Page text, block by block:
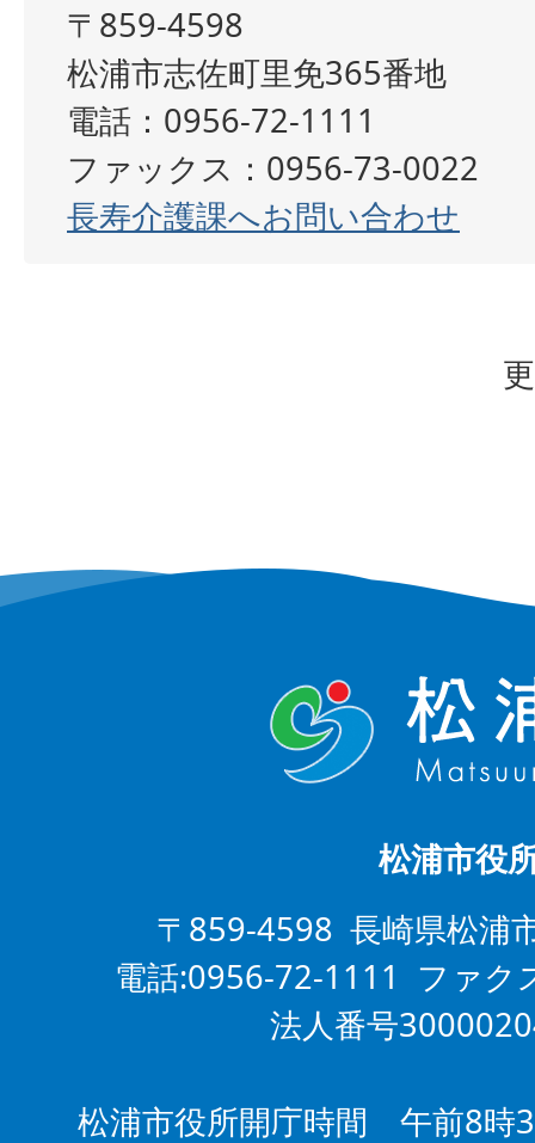
〒859-4598
松浦市志佐町里免365番地
電話：0956-72-1111
ファックス：0956-73-0022
長寿介護課へお問い合わせ
松浦市役
〒859-4598 長崎県松浦
電話:0956-72-1111 ファ
法人番号
松浦市役所開庁時間 午前8時